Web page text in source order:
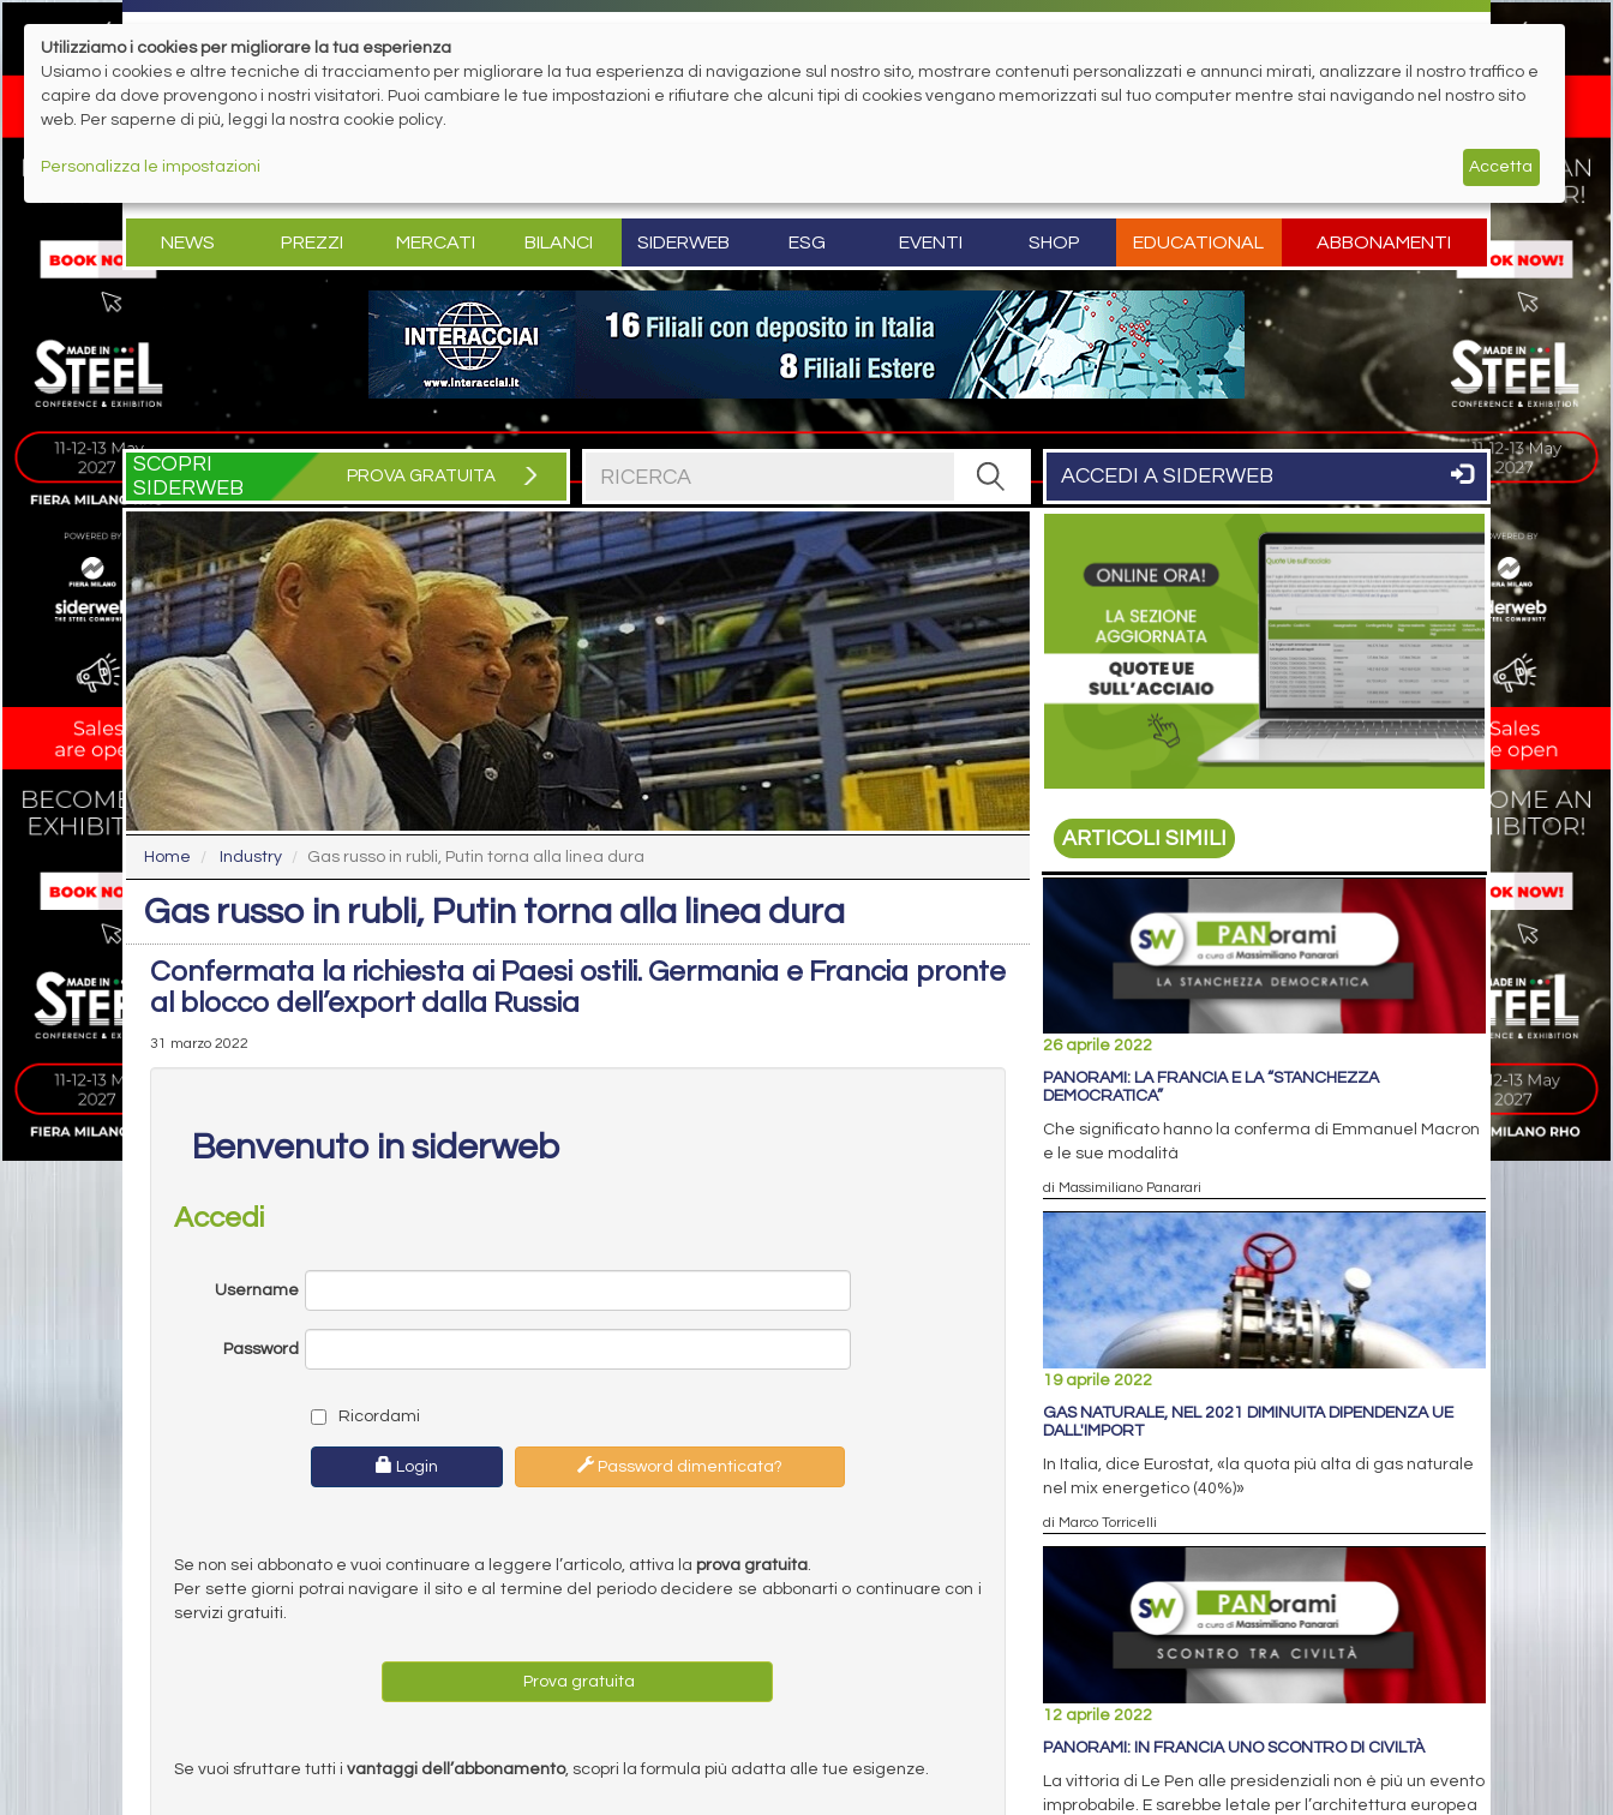
NEWS PREZZI MERCATI BILANCI SIDERWEB ESG EVENTI SHOP EDUCATIONAL ABBONAMENTI
SCOPRI
SIDERWEB
PROVA GRATUITA ACCEDI A SIDERWEB
Home Industry Gas russo in rubli, Putin torna alla linea dura
Gas russo in rubli, Putin torna alla linea dura
Confermata la richiesta ai Paesi ostili. Germania e Francia pronte
al blocco dell’export dalla Russia
31 marzo 2022
Benvenuto in siderweb
Accedi
Username
Password
Ricordami
Login Password dimenticata?
Se non sei abbonato e vuoi continuare a leggere l’articolo, attiva la prova gratuita.
Per sette giorni potrai navigare il sito e al termine del periodo decidere se abbonarti o continuare con i
servizi gratuiti.
Prova gratuita
Se vuoi sfruttare tutti i vantaggi dell’abbonamento, scopri la formula più adatta alle tue esigenze.
ARTICOLI SIMILI
26 aprile 2022
PANORAMI: LA FRANCIA E LA “STANCHEZZA
DEMOCRATICA”
Che significato hanno la conferma di Emmanuel Macron
e le sue modalità
di Massimiliano Panarari
19 aprile 2022
GAS NATURALE, NEL 2021 DIMINUITA DIPENDENZA UE
DALL'IMPORT
In Italia, dice Eurostat, «la quota più alta di gas naturale
nel mix energetico (40%)»
di Marco Torricelli
12 aprile 2022
PANORAMI: IN FRANCIA UNO SCONTRO DI CIVILTÀ
La vittoria di Le Pen alle presidenziali non è più un evento
improbabile. E sarebbe letale per l’architettura europea
Utilizziamo i cookies per migliorare la tua esperienza
Usiamo i cookies e altre tecniche di tracciamento per migliorare la tua esperienza di navigazione sul nostro sito, mostrare contenuti personalizzati e annunci mirati, analizzare il nostro traffico e
capire da dove provengono i nostri visitatori. Puoi cambiare le tue impostazioni e rifiutare che alcuni tipi di cookies vengano memorizzati sul tuo computer mentre stai navigando nel nostro sito
web. Per saperne di più, leggi la nostra cookie policy.
Personalizza le impostazioni Accetta